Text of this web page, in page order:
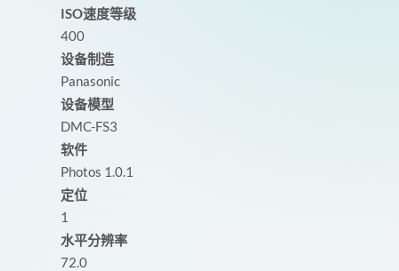
ISO速度等级
400
设备制造
Panasonic
设备模型
DMC-FS3
软件
Photos 1.0.1
定位
1
水平分辨率
72.0